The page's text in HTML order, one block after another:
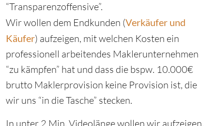
“Transparenzoffensive”.
Wir wollen dem Endkunden (Verkäufer und
Käufer) aufzeigen, mit welchen Kosten ein
professionell arbeitendes Maklerunternehmen
“zu kämpfen” hat und dass die bspw. 10.000€
brutto Maklerprovision keine Provision ist, die
wir uns “in die Tasche” stecken.
In unter 2 Min. Videolänge wollen wir aufzeigen,